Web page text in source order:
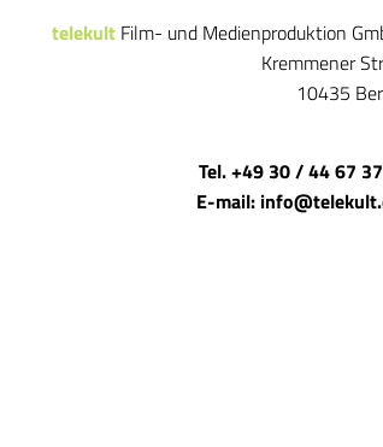
telekultFilm- und Medienproduktion
Kremmener
10435
Tel. +49 30 / 44 67
E-mail: